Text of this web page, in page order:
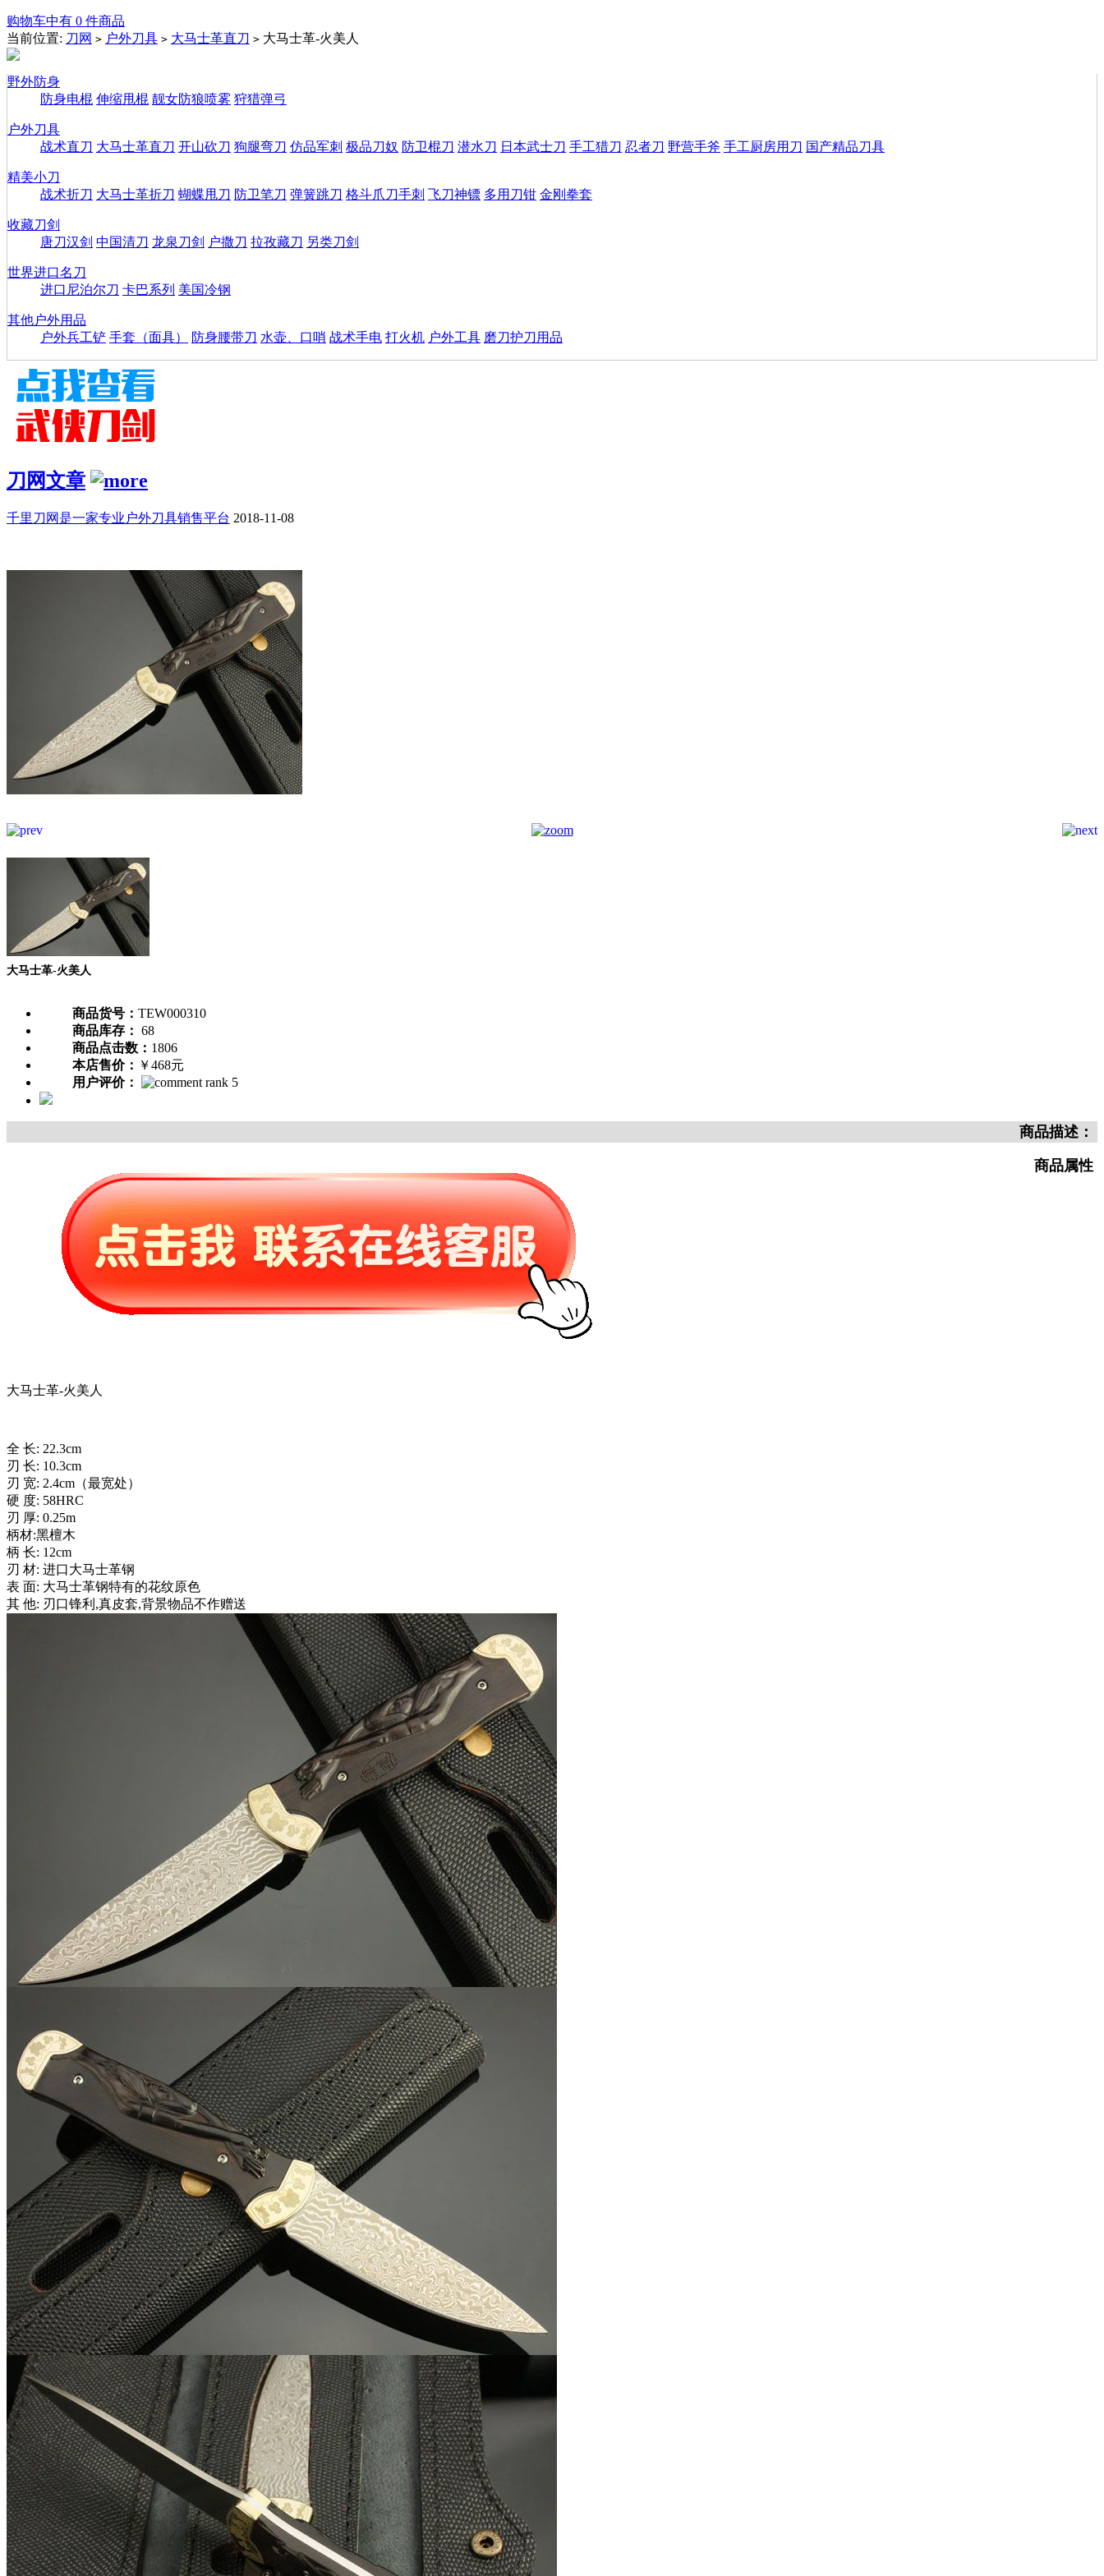
购物车中有 0 件商品
当前位置: 刀网 > 户外刀具 > 大马士革直刀 > 大马士革-火美人
野外防身
防身电棍 伸缩甩棍 靓女防狼喷雾 狩猎弹弓
户外刀具
战术直刀 大马士革直刀 开山砍刀 狗腿弯刀 仿品军刺 极品刀奴 防卫棍刀 潜水刀 日本武士刀 手工猎刀 忍者刀 野营手斧 手工厨房用刀 国产精品刀具
精美小刀
战术折刀 大马士革折刀 蝴蝶甩刀 防卫笔刀 弹簧跳刀 格斗爪刀手刺 飞刀神镖 多用刀钳 金刚拳套
收藏刀剑
唐刀汉剑 中国清刀 龙泉刀剑 户撒刀 拉孜藏刀 另类刀剑
世界进口名刀
进口尼泊尔刀 卡巴系列 美国冷钢
其他户外用品
户外兵工铲 手套（面具） 防身腰带刀 水壶、口哨 战术手电 打火机 户外工具 磨刀护刀用品
刀网文章
千里刀网是一家专业户外刀具销售平台 2018-11-08
大马士革-火美人
商品货号： TEW000310
商品库存： 68
商品点击数： 1806
本店售价： ￥468元
用户评价：
商品描述：
商品属性
大马士革-火美人
全 长: 22.3cm
刃 长: 10.3cm
刃 宽: 2.4cm（最宽处）
硬 度: 58HRC
刃 厚: 0.25m
柄材:黑檀木
柄 长: 12cm
刃 材: 进口大马士革钢
表 面: 大马士革钢特有的花纹原色
其 他: 刃口锋利,真皮套,背景物品不作赠送